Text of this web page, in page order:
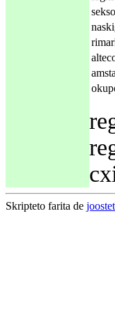
Skripteto farita de